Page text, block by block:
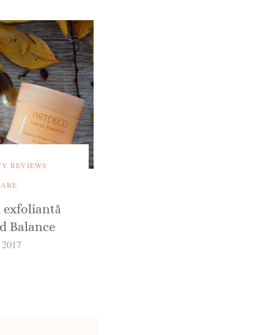
REVIEWS
exfoliantă
Balance